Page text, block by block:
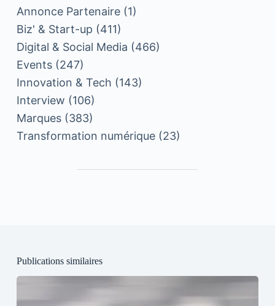
Annonce Partenaire(1)
Biz' & Start-up (411)
Digital & Social Media (466)
Events(247)
Innovation & Tech (143)
Interview (106)
Marques(383)
Transformation numérique(23)
Publications similaires